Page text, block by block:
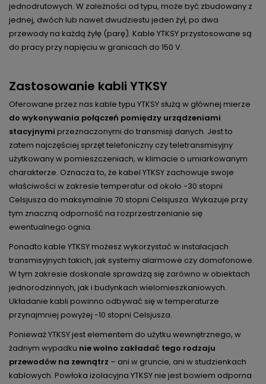
jednodrutowych. W zależności od typu, może być zbudowany z
jednej, dwóch lub nawet dwudziestu jeden żył, po dwa
przewody na każdą żyłę (parę). Kable YTKSY przystosowane są
do pracy przy napięciu w granicach do 150 V.
Zastosowanie kabli YTKSY
Oferowane przez nas kable typu YTKSY służą w głównej mierze
do wykonywania połączeń pomiędzy urządzeniami
stacyjnymi przeznaczonymi do transmisji danych. Jest to
zatem najczęściej sprzęt telefoniczny czy teletransmisyjny
użytkowany w pomieszczeniach, w klimacie o umiarkowanym
charakterze. Oznacza to, że kabel YTKSY zachowuje swoje
właściwości w zakresie temperatur od około -30 stopni
Celsjusza do maksymalnie 70 stopni Celsjusza. Wykazuje przy
tym znaczną odporność na rozprzestrzenianie się
ewentualnego ognia.
Ponadto kable YTKSY możesz wykorzystać w instalacjach
transmisyjnych takich, jak systemy alarmowe czy domofonowe.
W tym zakresie doskonale sprawdzą się zarówno w obiektach
jednorodzinnych, jak i budynkach wielomieszkaniowych.
Układanie kabli powinno odbywać się w temperaturze
przynajmniej powyżej -10 stopni Celsjusza.
Ponieważ YTKSY jest elementem do użytku wewnętrznego, w
żadnym wypadku nie wolno zakładać tego rodzaju
przewodów na zewnątrz – ani w gruncie, ani w studzienkach
kablowych. Powłoka izolacyjna YTKSY nie jest bowiem odporna